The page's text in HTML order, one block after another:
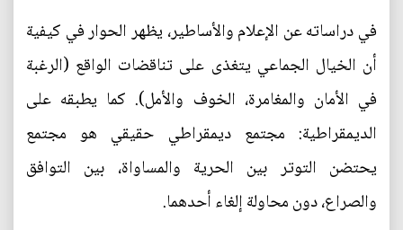
في دراساته عن الإعلام والأساطير، يظهر الحوار في كيفية
أن الخيال الجماعي يتغذى على تناقضات الواقع (الرغبة
في الأمان والمغامرة، الخوف والأمل). كما يطبقه على
الديمقراطية: مجتمع ديمقراطي حقيقي هو مجتمع
يحتضن التوتر بين الحرية والمساواة، بين التوافق
والصراع، دون محاولة إلغاء أحدهما.